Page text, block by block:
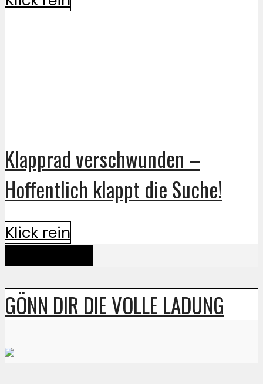
Klapprad verschwunden –
Hoffentlich klappt die Suche!
Klick rein
GÖNN DIR DIE VOLLE LADUNG